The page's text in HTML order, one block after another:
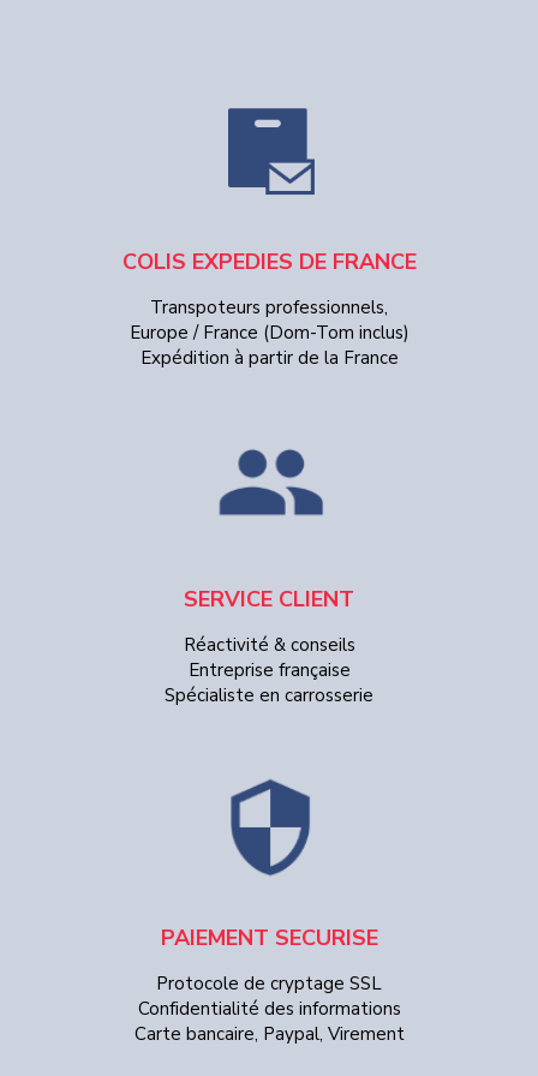
COLIS EXPEDIES DE FRANCE
Transpoteurs professionnels,
Europe / France (Dom-Tom inclus)
Expédition à partir de la France
SERVICE CLIENT
Réactivité & conseils
Entreprise française
Spécialiste en carrosserie
PAIEMENT SECURISE
Protocole de cryptage SSL
Confidentialité des informations
Carte bancaire, Paypal, Virement